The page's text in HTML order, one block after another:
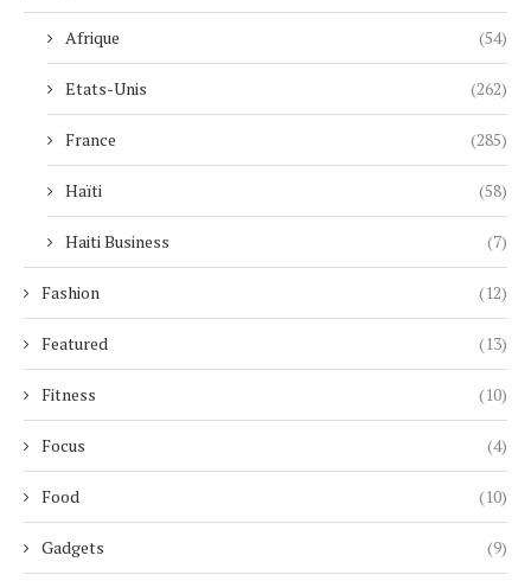
Afrique (54)
Etats-Unis (262)
France (285)
Haïti (58)
Haiti Business (7)
Fashion (12)
Featured (13)
Fitness (10)
Focus (4)
Food (10)
Gadgets (9)